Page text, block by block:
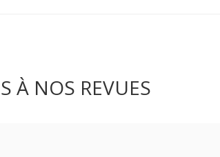
À NOS REVUES